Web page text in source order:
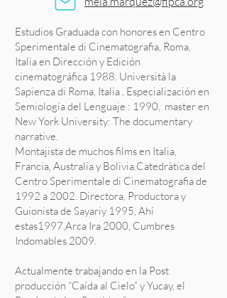
Estudios Graduada con honores en Centro
Sperimentale di Cinematografia, Roma,
Italia en Dirección y Edición
cinematográfica 1988. Università la
Sapienza di Roma, Italia , Especialización en
Semiología del Lenguaje : 1990, master en
New York University: The documentary
narrative.
Montajista de muchos films en Italia,
Francia, Australia y Bolivia.Catedràtica del
Centro Sperimentale di Cinematografia de
1992 a 2002. Directora, Productora y
Guionista de Sayariy 1995, Ahí
estas1997,Arca Ira 2000, Cumbres
Indomables 2009.
Actualmente trabajando en la Post
producción “Caída al Cielo” y Yucay, el